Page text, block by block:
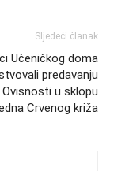
Sljedeći članak
Učeničkog doma
predavanju
u sklopu
Crvenog križa